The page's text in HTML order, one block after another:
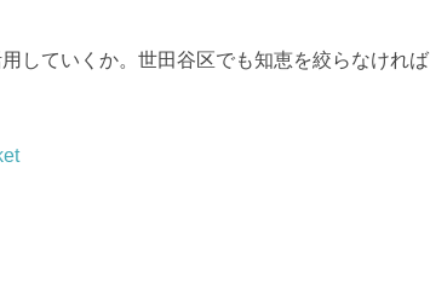
していくか。世田谷区でも知恵を絞らなければ